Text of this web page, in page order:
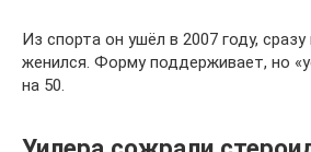
Из спорта он ушёл в 2007 году,
женился. Форму поддерживает, но
на 50.